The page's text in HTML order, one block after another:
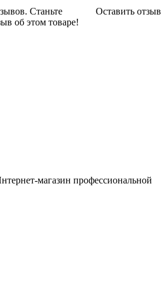
Оставить отзыв
Станьте
об этом товаре!
магазин профессиональной